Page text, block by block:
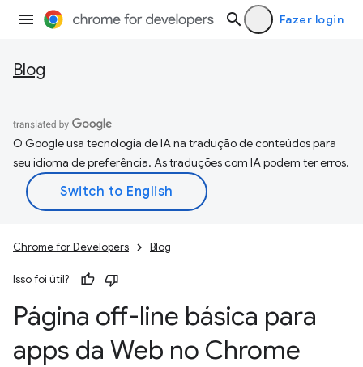
Fazer login
Blog
O Google usa tecnologia de IA na tradução de conteúdos para
seu idioma de preferência. As traduções com IA podem ter erros.
Chrome for Developers Blog
Isso foi útil?
Página off-line básica para
apps da Web no Chrome